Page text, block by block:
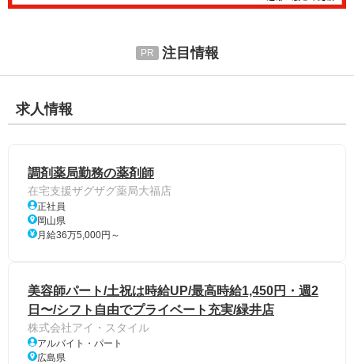
注目情報
求人情報
調剤薬局勤務の薬剤師
在宅支援ザグザグ薬局大福店
正社員
岡山県
月給36万5,000円～
美容師パート/土祝は時給UP/最高時給1,450円・週2
日〜/シフト自由でプライベート充実/緑井店
株式会社アイ・スタイル
アルバイト・パート
広島県